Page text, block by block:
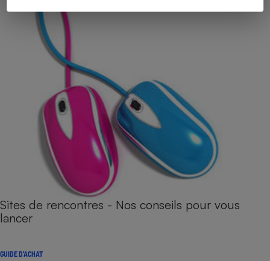
Sites de rencontres - Nos conseils pour vous
lancer
GUIDE D'ACHAT